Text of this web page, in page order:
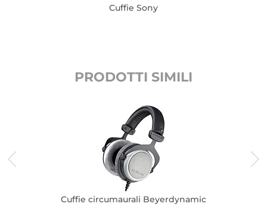
Cuffie Sony
PRODOTTI SIMILI
Cuffie circumaurali Beyerdynamic